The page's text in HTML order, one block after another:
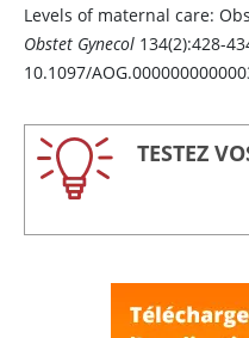
Levels of maternal care:
Obstet Gynecol 134(2):428-
10.1097/
TESTEZ